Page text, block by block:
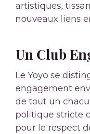
artistiques,
nouveaux liens
Un Club
Le Yoyo se
engagement
de tout un
politique stricte
pour le respect